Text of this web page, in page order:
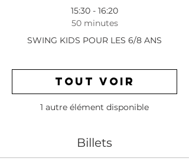
15:30 - 16:20
50 minutes
SWING KIDS POUR LES 6/8 ANS
1 autre élément disponible
Tout voir
Billets